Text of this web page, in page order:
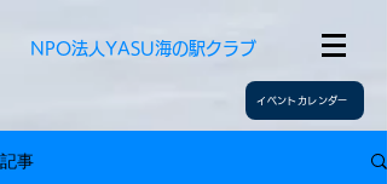
​NPO法人YASU海の駅クラブ
イベントカレンダー
記事